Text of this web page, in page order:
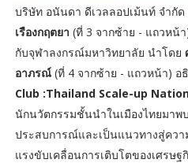
บริษัท อนันดา ดีเวลลอปเม้นท์ จำกั
เรืองกฤตยา (ที่ 3 จากซ้าย - แถวหน้
กับจุฬาลงกรณ์มหาวิทยาลัย นำโดย
อาภรณ์(ที่ 4 จากซ้าย - แถวหน้า) อ
Club :Thailand Scale-up
นักนวัตกรรมชั้นนำในเมืองไทยมาพ
ประสบการณ์และเป็นแนวทางสู่ควา
แรงขับเคลื่อนการเติบโตของเศรษฐ